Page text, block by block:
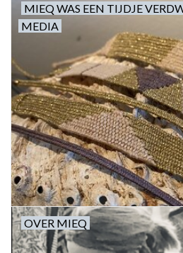
MIEQ WAS EEN TIJDJE
MEDIA
OVER MIEQ